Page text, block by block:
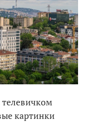
телевичком
картинки